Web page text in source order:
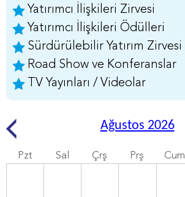
Yatırımcı İlişkileri Zirvesi
Yatırımcı İlişkileri Ödülleri
Sürdürülebilir Yatırım Zirvesi
Road Show ve Konferanslar
TV Yayınları / Videolar
Ağustos 2026
Pzt Sal Çrş Prş Cum